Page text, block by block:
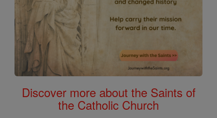
Discover more about the Saints of
the Catholic Church